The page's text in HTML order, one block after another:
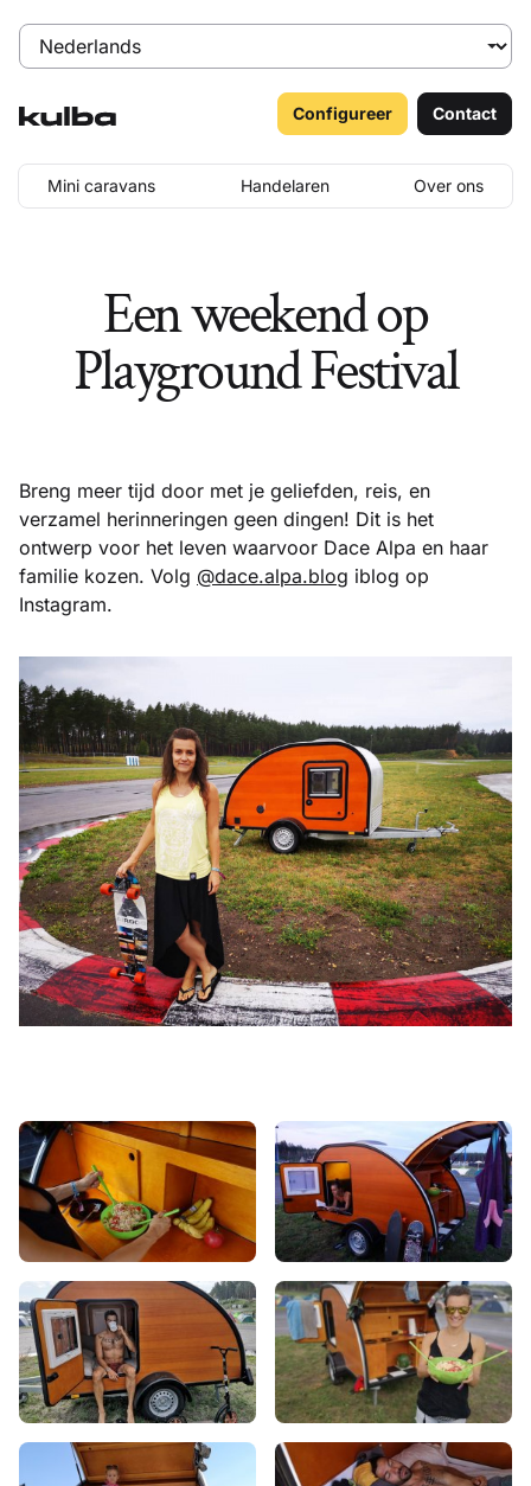
Mini caravans Handelaren Over ons
Configureer Contact
Een weekend op
Playground Festival
Breng meer tijd door met je geliefden, reis, en
verzamel herinneringen geen dingen! Dit is het
ontwerp voor het leven waarvoor Dace Alpa en haar
familie kozen. Volg @dace.alpa.blog iblog op
Instagram.